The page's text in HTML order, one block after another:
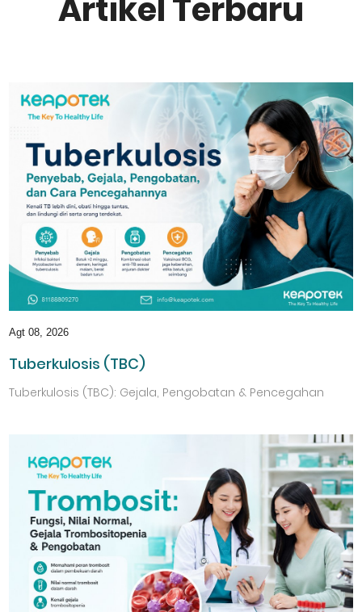
Artikel Terbaru
Agt 08, 2026
Tuberkulosis (TBC)
Tuberkulosis (TBC): Gejala, Pengobatan & Pencegahan